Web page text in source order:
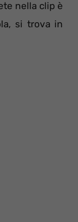
nella clip è
si trova in